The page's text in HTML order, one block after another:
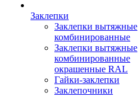
Заклепки
Заклепки вытяжные
комбинированные
Заклепки вытяжные
комбинированные
окрашенные RAL
Гайки-заклепки
Заклепочники